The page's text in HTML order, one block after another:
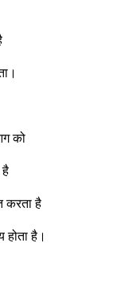
को
करता है
होता है।